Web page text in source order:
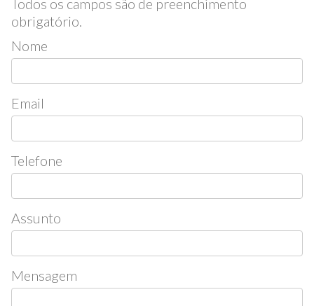
Todos os campos são de preenchimento
obrigatório.
Nome
Email
Telefone
Assunto
Mensagem